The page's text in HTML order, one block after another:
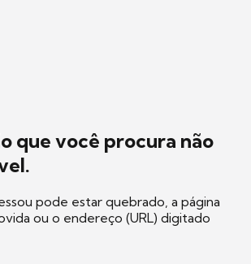
que você procura não
pode estar quebrado, a página
ou o endereço (URL) digitado